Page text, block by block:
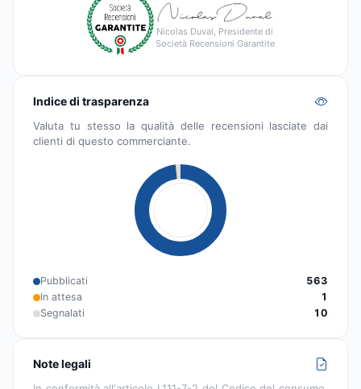
Nicolas Duval, Presidente di
Società Recensioni Garantite
Indice di trasparenza
Valuta tu stesso la qualità delle recensioni lasciate dai
clienti di questo commerciante.
Pubblicati
563
In attesa
1
Segnalati
10
Note legali